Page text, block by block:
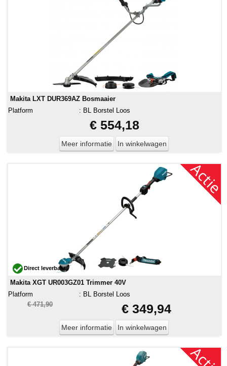
Makita LXT DUR369AZ Bosmaaier
Platform
: BL Borstel Loos
€ 554,18
Meer informatie In winkelwagen
Direct leverbaar
Makita XGT UR003GZ01 Trimmer 40V
Platform
: BL Borstel Loos
€ 471,90
€ 349,94
Meer informatie In winkelwagen